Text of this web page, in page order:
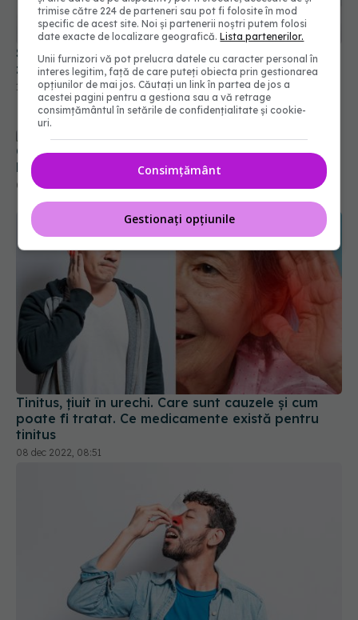
Sforăitul, trucuri pentru a opri acest obicei
zgomotos. Când trebuie să te duci la medic
19 dec 2022, 23:30
Catatrenia, gemetele din timpul somnului, cauze.
Nu există leac pentru boală
09 dec 2022, 22:12
Tinitus, țiuit în urechi. Care sunt cauzele și cum
poate fi tratat. Ce medicamente există pentru
tinitus
08 dec 2022, 08:51
trimise către 224 de parteneri sau pot fi folosite în mod
specific de acest site. Noi și partenerii noștri putem folosi
date exacte de localizare geografică.Lista partenerilor.
Unii furnizori vă pot prelucra datele cu caracter personal în
interes legitim, față de care puteți obiecta prin gestionarea
opțiunilor de mai jos. Căutați un link în partea de jos a
acestei pagini pentru a gestiona sau a vă retrage
consimțământul în setările de confidențialitate și cookie-
uri.
Consimțământ
Gestionați opțiunile